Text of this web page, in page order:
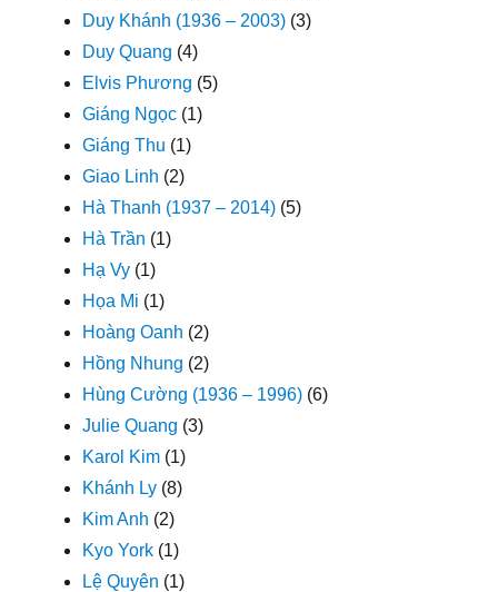
Duy Khánh (1936 – 2003) (3)
Duy Quang (4)
Elvis Phương (5)
Giáng Ngọc (1)
Giáng Thu (1)
Giao Linh (2)
Hà Thanh (1937 – 2014) (5)
Hà Trần (1)
Hạ Vy (1)
Họa Mi (1)
Hoàng Oanh (2)
Hồng Nhung (2)
Hùng Cường (1936 – 1996) (6)
Julie Quang (3)
Karol Kim (1)
Khánh Ly (8)
Kim Anh (2)
Kyo York (1)
Lệ Quyên (1)